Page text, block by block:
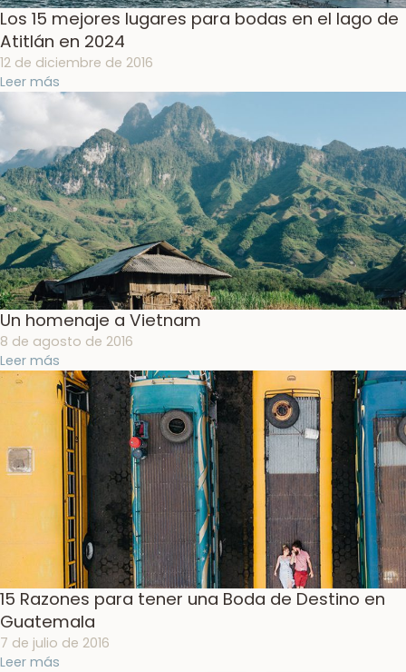
Los 15 mejores lugares para bodas en el lago de
Atitlán en 2024
12 de diciembre de 2016
Leer más
Un homenaje a Vietnam
8 de agosto de 2016
Leer más
15 Razones para tener una Boda de Destino en
Guatemala
7 de julio de 2016
Leer más